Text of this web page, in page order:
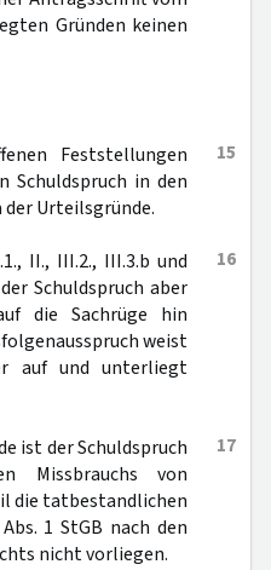
Gründen keinen
15
Feststellungen
Schuldspruch in den
der Urteilsgründe.
16
II., III.2., III.3.b und
Schuldspruch aber
die Sachrüge hin
weist
auf und unterliegt
17
ist der Schuldspruch
Missbrauchs von
die tatbestandlichen
1 StGB nach den
nicht vorliegen.